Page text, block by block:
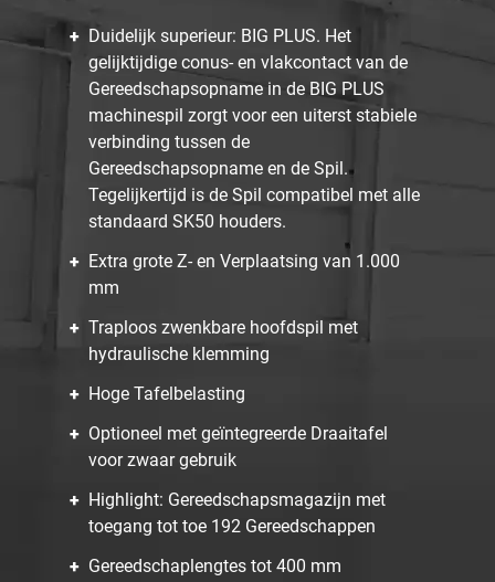
Duidelijk superieur: BIG PLUS. Het
gelijktijdige conus- en vlakcontact van de
Gereedschapsopname in de BIG PLUS
machinespil zorgt voor een uiterst stabiele
verbinding tussen de
Gereedschapsopname en de Spil.
Tegelijkertijd is de Spil compatibel met alle
standaard SK50 houders.
Extra grote Z- en Verplaatsing van 1.000
mm
Traploos zwenkbare hoofdspil met
hydraulische klemming
Hoge Tafelbelasting
Optioneel met geïntegreerde Draaitafel
voor zwaar gebruik
Highlight: Gereedschapsmagazijn met
toegang tot toe 192 Gereedschappen
Gereedschaplengtes tot 400 mm